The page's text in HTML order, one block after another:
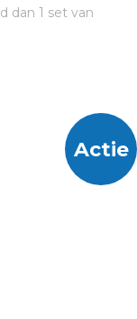
dan 1 set van
Actie